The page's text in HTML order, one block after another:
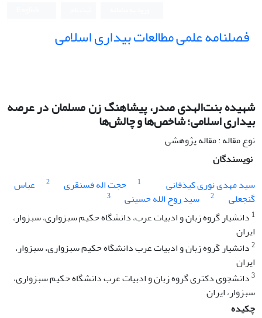
فصلنامه علمی مطالعات بیداری اسلامی
شهیده بنت‌الهدی صدر، پیشاهنگ زن مسلمان در عرصه
بیداری اسلامی؛ شاخص‌ها و چالش‌ها
نوع مقاله : مقاله پژوهشی
نویسندگان
سید مهدی نوری کیذقانی
1 حجت اله فسنقری 2
عباس
گنجعلی
2 سید روح الله حسینی
3
1 دانشیار گروه زبان و ادبیات عرب، دانشگاه حکیم سبزواری، سبزوار،
ایران
2دانشیار گروه زبان و ادبیات عرب دانشگاه حکیم سبزواری، سبزوار،
ایران
3دانشجوی دکتری گروه زبان و ادبیات عرب دانشگاه حکیم سبزواری،
سبزوار، ایران
چکیده